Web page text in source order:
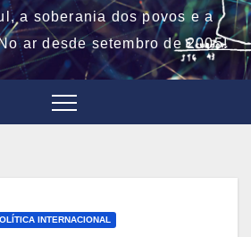
a soberania dos povos e a
ar desde setembro de 2005!
INTERNACIONAL